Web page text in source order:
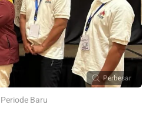
Perbesar
Baru